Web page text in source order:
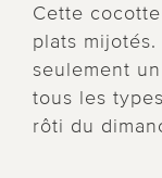
Cette
plats
seulement
tous les
rôti du